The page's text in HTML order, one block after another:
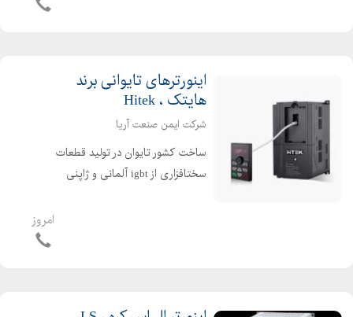
اینورترهای تایوانی برند
هایتک ، Hitek
شرکت ایمن صنعت آریا
ساخت کشور تایوان در تولید قطعات
سختافزاری از igbt آلمانی و ژاپنی
برخوردار است. از توان ۰,۷۵ کیلووات تا
۱۰۰۰ کیلووات ورودی های تکفاز و ورودی
امروز